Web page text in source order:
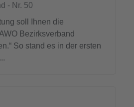
- Nr. 50
soll Ihnen die
Bezirksverband
So stand es in der ersten